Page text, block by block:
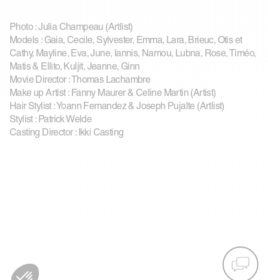
Photo : Julia Champeau (Artlist)
Models : Gaia, Cecile, Sylvester, Emma, Lara, Brieuc, Otis et
Cathy, Mayline, Eva, June, Iannis, Namou, Lubna, Rose, Timéo,
Matis & Ellito, Kuljit, Jeanne, Ginn
Movie Director : Thomas Lachambre
Make up Artist : Fanny Maurer & Celine Martin (Artist)
Hair Stylist : Yoann Fernandez & Joseph Pujalte (Artlist)
Stylist : Patrick Welde
Casting Director : Ikki Casting